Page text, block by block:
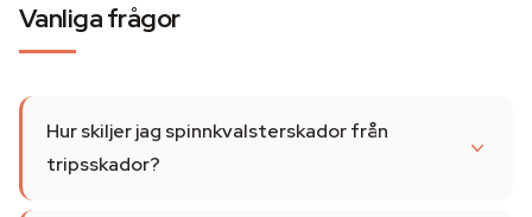
Vanliga frågor
Hur skiljer jag spinnkvalsterskador från
tripsskador?